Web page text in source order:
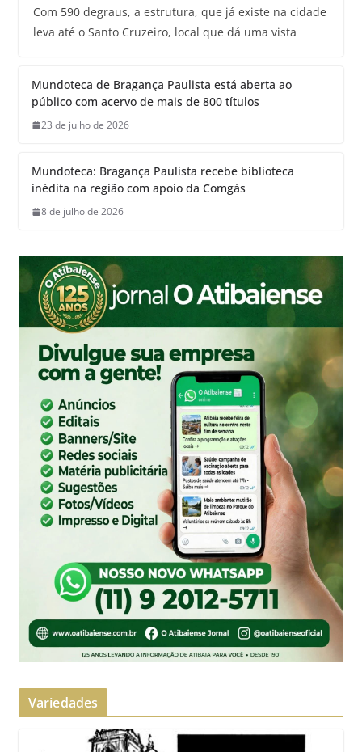
Com 590 degraus, a estrutura, que já existe na cidade
leva até o Santo Cruzeiro, local que dá uma vista
Mundoteca de Bragança Paulista está aberta ao
público com acervo de mais de 800 títulos
23 de julho de 2026
Mundoteca: Bragança Paulista recebe biblioteca
inédita na região com apoio da Comgás
8 de julho de 2026
Variedades